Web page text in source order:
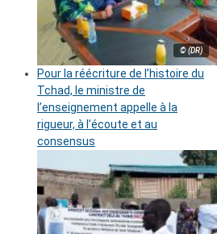
© (DR)
Pour la réécriture de l’histoire du
Tchad, le ministre de
l’enseignement appelle à la
rigueur, à l’écoute et au
consensus